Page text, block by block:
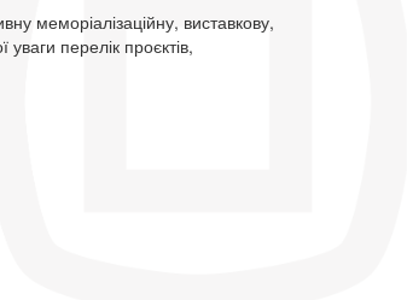
меморіалізаційну, виставкову,
перелік проєктів,